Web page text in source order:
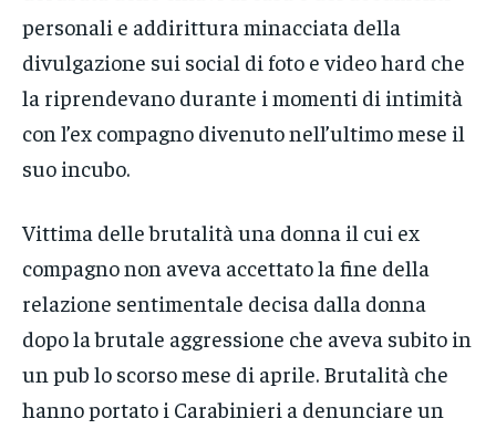
personali e addirittura minacciata della
divulgazione sui social di foto e video hard che
la riprendevano durante i momenti di intimità
con l’ex compagno divenuto nell’ultimo mese il
suo incubo.
Vittima delle brutalità una donna il cui ex
compagno non aveva accettato la fine della
relazione sentimentale decisa dalla donna
dopo la brutale aggressione che aveva subito in
un pub lo scorso mese di aprile. Brutalità che
hanno portato i Carabinieri a denunciare un